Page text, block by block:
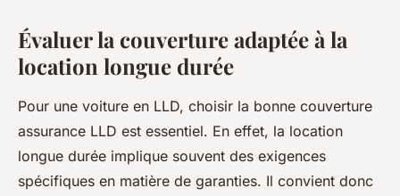
Évaluer la couverture adaptée à la
location longue durée
Pour une voiture en LLD, choisir la bonne couverture
assurance LLD est essentiel. En effet, la location
longue durée implique souvent des exigences
spécifiques en matière de garanties. Il convient donc